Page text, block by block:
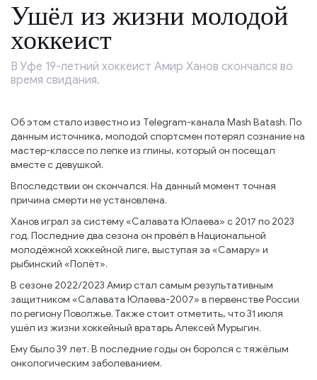
Ушёл из жизни молодой
хоккеист
В Уфе 19-летний хоккеист Амир Ханов скончался во
время свидания.
Об этом стало известно из Telegram-канала Mash Batash. По
данным источника, молодой спортсмен потерял сознание на
мастер-классе по лепке из глины, который он посещал
вместе с девушкой.
Впоследствии он скончался. На данный момент точная
причина смерти не установлена.
Ханов играл за систему «Салавата Юлаева» с 2017 по 2023
год. Последние два сезона он провёл в Национальной
молодёжной хоккейной лиге, выступая за «Самару» и
рыбинский «Полёт».
В сезоне 2022/2023 Амир стал самым результативным
защитником «Салавата Юлаева-2007» в первенстве России
по региону Поволжье. Также стоит отметить, что 31 июля
ушёл из жизни хоккейный вратарь Алексей Мурыгин.
Ему было 39 лет. В последние годы он боролся с тяжёлым
онкологическим заболеванием.